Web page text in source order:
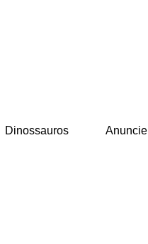
Dinossauros Anuncie